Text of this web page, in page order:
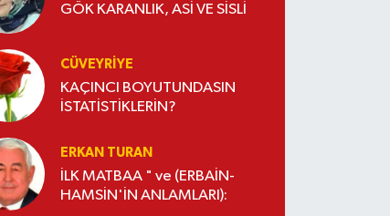
GÖK KARANLIK, ASİ VE SİSLİ
CÜVEYRIYE
KAÇINCI BOYUTUNDASIN
İSTATİSTİKLERİN?
ERKAN TURAN
İLK MATBAA " ve (ERBAİN-
HAMSİN'İN ANLAMLARI):